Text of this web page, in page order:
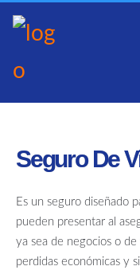
Seguro De
Es un seguro diseñado
pueden presentar al
ya sea de negocios o
perdidas económicas y